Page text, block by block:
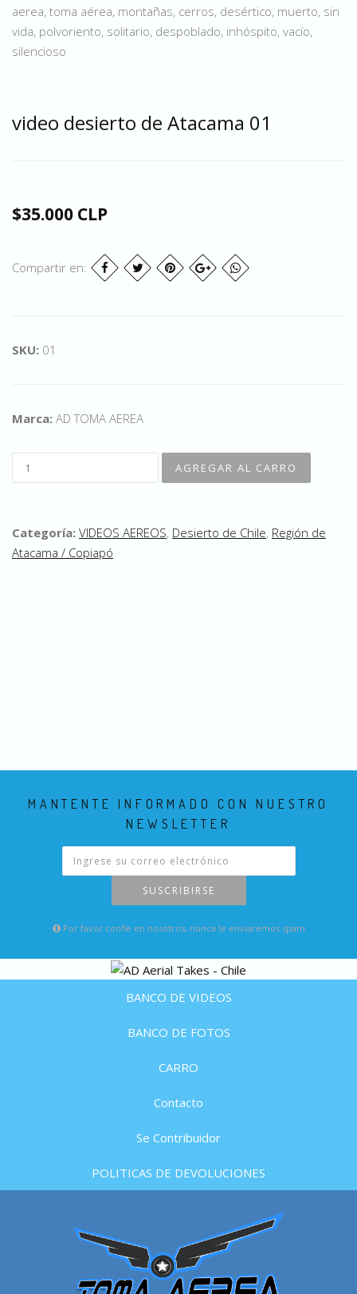
aerea, toma aérea, montañas, cerros, desértico, muerto, sin
vida, polvoriento, solitario, despoblado, inhóspito, vacío,
silencioso
video desierto de Atacama 01
$35.000 CLP
Compartir en:
SKU: 01
Marca: AD TOMA AEREA
Categoría: VIDEOS AEREOS, Desierto de Chile, Región de
Atacama / Copiapó
MANTENTE INFORMADO CON NUESTRO
NEWSLETTER
SUSCRIBIRSE
Por favor confie en nosotros, nunca le enviaremos spam
BANCO DE VIDEOS
BANCO DE FOTOS
CARRO
Contacto
Se Contribuidor
POLITICAS DE DEVOLUCIONES